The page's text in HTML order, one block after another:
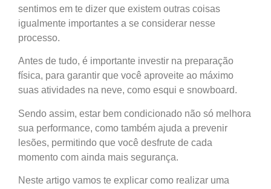
sentimos em te dizer que existem outras coisas
igualmente importantes a se considerar nesse
processo.
Antes de tudo, é importante investir na preparação
física, para garantir que você aproveite ao máximo
suas atividades na neve, como esqui e snowboard.
Sendo assim, estar bem condicionado não só melhora
sua performance, como também ajuda a prevenir
lesões, permitindo que você desfrute de cada
momento com ainda mais segurança.
Neste artigo vamos te explicar como realizar uma